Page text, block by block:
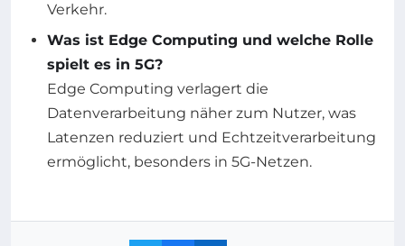
Verkehr.
Was ist Edge Computing und welche Rolle
spielt es in 5G?
Edge Computing verlagert die
Datenverarbeitung näher zum Nutzer, was
Latenzen reduziert und Echtzeitverarbeitung
ermöglicht, besonders in 5G-Netzen.